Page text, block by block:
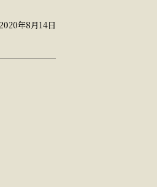
2020年8月14日